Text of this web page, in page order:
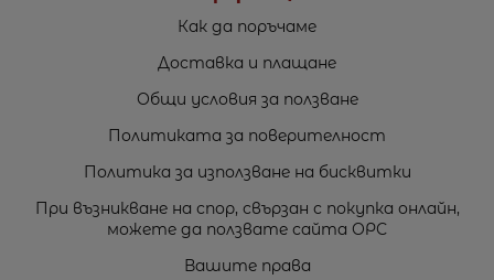
Как да поръчаме
Доставка и плащане
Общи условия за ползване
Политиката за поверителност
Политика за използване на бисквитки
При възникване на спор, свързан с покупка онлайн,
можете да ползвате сайта ОРС
Вашите права